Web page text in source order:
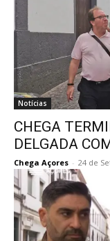
Notícias
CHEGA
DELGADA
Chega Açores - 24 de